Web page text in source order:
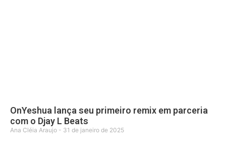
OnYeshua lança seu primeiro remix em parceria
com o Djay L Beats
Ana Cléia Araujo 31 de janeiro de 2025